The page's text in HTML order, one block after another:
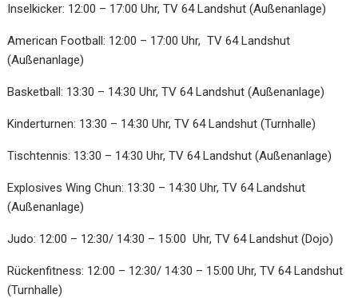
Inselkicker: 12:00 – 17:00 Uhr, TV 64 Landshut (Außenanlage)
American Football: 12:00 – 17:00 Uhr, TV 64 Landshut
(Außenanlage)
Basketball: 13:30 – 14:30 Uhr, TV 64 Landshut (Außenanlage)
Kinderturnen: 13:30 – 14:30 Uhr, TV 64 Landshut (Turnhalle)
Tischtennis: 13:30 – 14:30 Uhr, TV 64 Landshut (Außenanlage)
Explosives Wing Chun: 13:30 – 14:30 Uhr, TV 64 Landshut
(Außenanlage)
Judo: 12:00 – 12:30/ 14:30 – 15:00 Uhr, TV 64 Landshut (Dojo)
Rückenfitness: 12:00 – 12:30/ 14:30 – 15:00 Uhr, TV 64 Landshut
(Turnhalle)